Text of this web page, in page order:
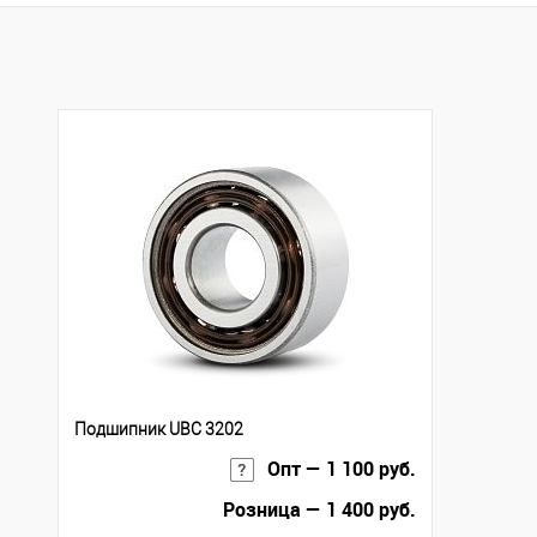
Купить в 1 клик
К сравнению
Подшипник UBC 3202
Опт — 1 100 руб.
Розница — 1 400 руб.